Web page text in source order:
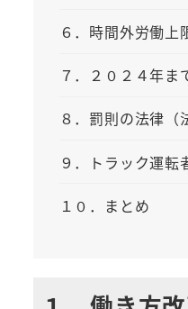
６．時間外労働
７．２０２４年ま
８．罰則の法律（
９．トラック運転
１０．まとめ